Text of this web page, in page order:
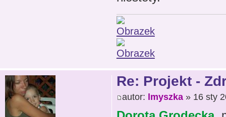
Re: Projekt -
autor: lmyszka» 16 sty